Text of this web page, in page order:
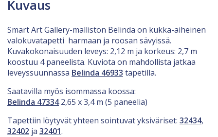
Kuvaus
Smart Art Gallery-malliston Belinda on kukka-aiheinen
valokuvatapetti harmaan ja roosan sävyissä.
Kuvakokonaisuuden leveys: 2,12 m ja korkeus: 2,7 m
koostuu 4 paneelista. Kuviota on mahdollista jatkaa
leveyssuunnassa Belinda 46933 tapetilla.
Saatavilla myös isommassa koossa:
Belinda 473342,65 x 3,4 m (5 paneelia)
Tapettiin löytyvät yhteen sointuvat yksiväriset: 32434,
32402 ja 32401.